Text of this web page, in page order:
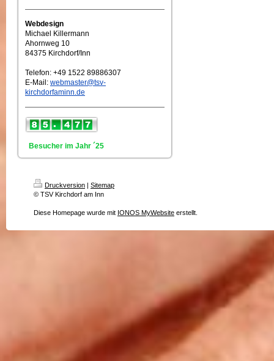
Webdesign
Michael Killermann
Ahornweg 10
84375 Kirchdorf/Inn
Telefon: +49 1522 89886307
E-Mail: webmaster@tsv-
kirchdorfaminn.de
Besucher im Jahr ´25
Druckversion | Sitemap
© TSV Kirchdorf am Inn
Diese Homepage wurde mit IONOS MyWebsite erstellt.